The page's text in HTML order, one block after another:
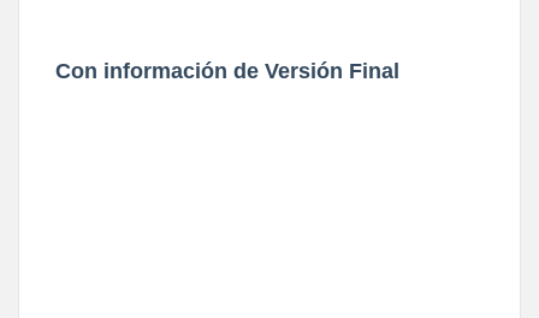
Con información de Versión Final